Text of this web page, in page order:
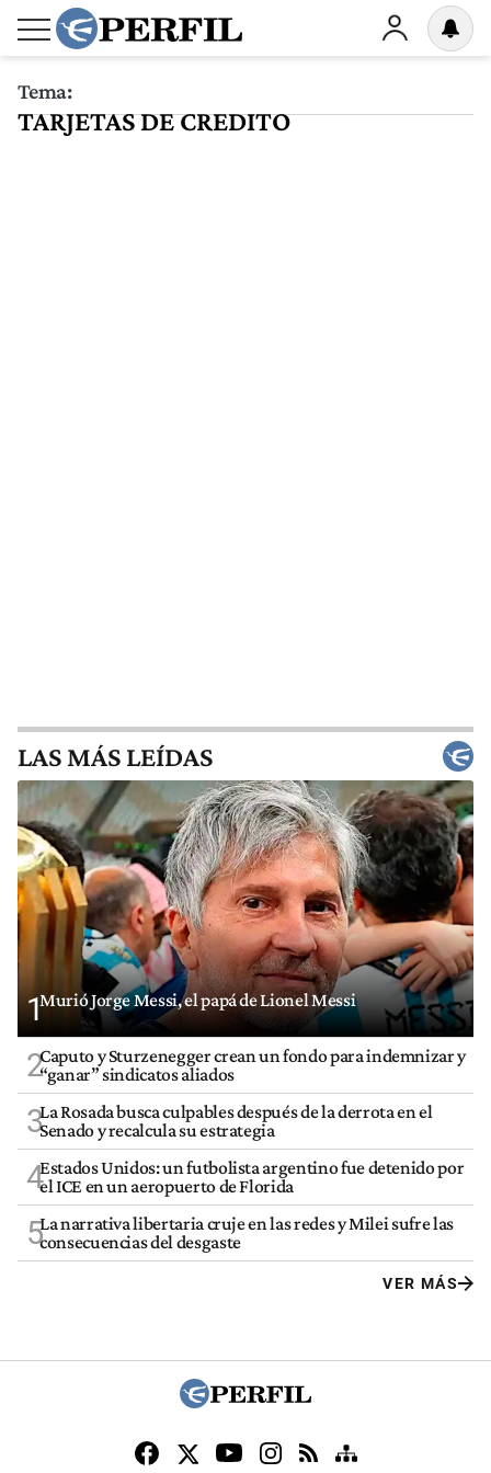
Tema:
TARJETAS DE CREDITO
LAS MÁS LEÍDAS
1Murió Jorge Messi, el papá de Lionel Messi
2Caputo y Sturzenegger crean un fondo para indemnizar y
“ganar” sindicatos aliados
3La Rosada busca culpables después de la derrota en el
Senado y recalcula su estrategia
4Estados Unidos: un futbolista argentino fue detenido por
el ICE en un aeropuerto de Florida
5La narrativa libertaria cruje en las redes y Milei sufre las
consecuencias del desgaste
VER MÁS